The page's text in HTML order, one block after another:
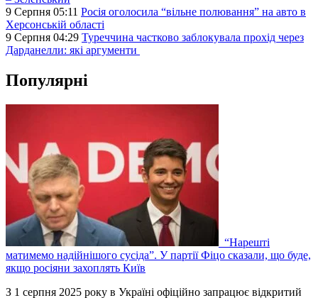
9 Серпня 05:11 Росія оголосила “вільне полювання” на авто в
Херсонській області
9 Серпня 04:29 Туреччина частково заблокувала прохід через
Дарданелли: які аргументи
Популярні
“Нарешті
матимемо надійнішого сусіда”. У партії Фіцо сказали, що буде,
якщо росіяни захоплять Київ
З 1 серпня 2025 року в Україні офіційно запрацює відкритий